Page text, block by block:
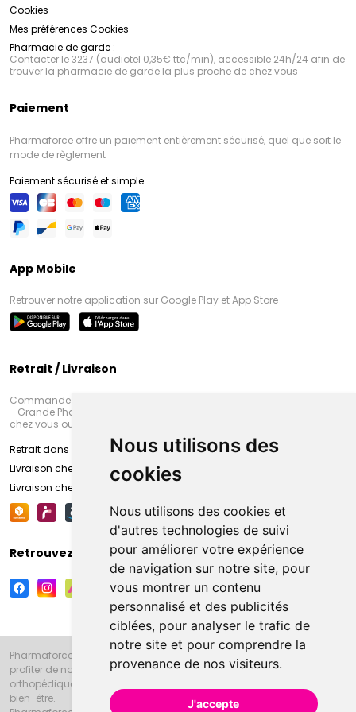
Nous utilisons des
cookies
Nous utilisons des cookies et
d'autres technologies de suivi
pour améliorer votre expérience
de navigation sur notre site, pour
vous montrer un contenu
personnalisé et des publicités
ciblées, pour analyser le trafic de
notre site et pour comprendre la
provenance de nos visiteurs.
J'accepte
Cookies
Mes préférences Cookies
Pharmacie de garde :
Contacter le 3237 (audiotel 0,35€ ttc/min), accessible 24h/24 afin de
trouver la pharmacie de garde la plus proche de chez vous
Paiement
Pharmaforce offre un paiement entièrement sécurisé, quel que soit le
mode de règlement
Paiement sécurisé et simple
App Mobile
Retrouver notre application sur Google Play et App Store
Retrait / Livraison
Commandez en ligne et venez chercher votre commande à Amiens
- Grande Pharmacie d’Amiens (Fachon) ou recevez-là rapidement
chez vous ou en point retrait
Retrait dans la pharmacie d’Amiens
Livraison chez vous
Livraison chez votre commerçant
Retrouvez-nous sur vos réseaux sociaux
Pharmaforce.fr et la Grande Pharmacie d’Amiens vous souhaitent de
profiter de notre accueil, de nos conseils pharmaceutiques,
orthopédiques, homéopathiques, parapharmaceutiques, beauté et
bien-être.